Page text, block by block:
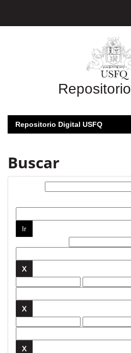
Repositorio
Repositorio Digital USFQ
Buscar